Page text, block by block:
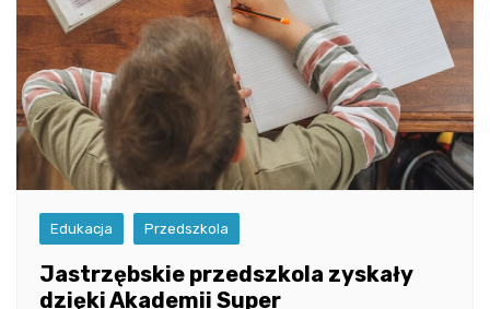
Edukacja Przedszkola
Jastrzębskie przedszkola zyskały
dzięki Akademii Super